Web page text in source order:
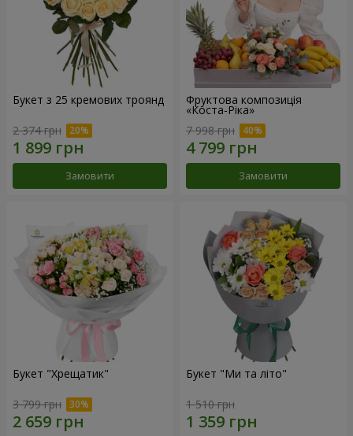
Букет з 25 кремових троянд
2 374 грн
Замовити
Фруктова композиція
«Коста-Ріка»
7 998 грн
Замовити
Букет "Хрещатик"
3 799 грн
Букет "Ми та літо"
1 510 грн